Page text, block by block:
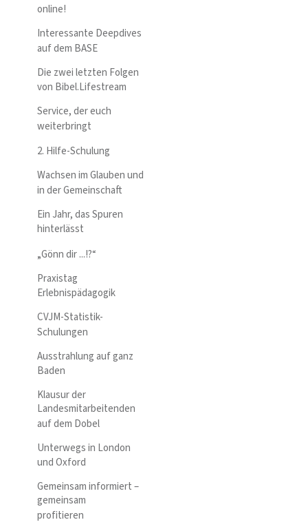
online!
Interessante Deepdives
auf dem BASE
Die zwei letzten Folgen
von Bibel.Lifestream
Service, der euch
weiterbringt
2. Hilfe-Schulung
Wachsen im Glauben und
in der Gemeinschaft
Ein Jahr, das Spuren
hinterlässt
„Gönn dir ...!?“
Praxistag
Erlebnispädagogik
CVJM-Statistik-
Schulungen
Ausstrahlung auf ganz
Baden
Klausur der
Landesmitarbeitenden
auf dem Dobel
Unterwegs in London
und Oxford
Gemeinsam informiert –
gemeinsam
profitieren